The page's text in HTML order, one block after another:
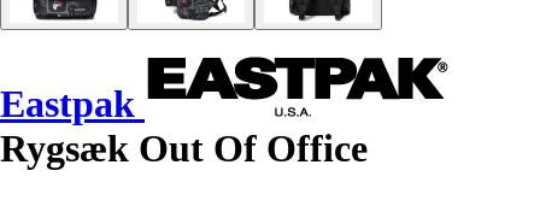
Eastpak
Rygsæk Out Of Office